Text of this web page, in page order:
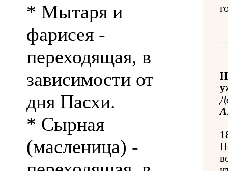
* Мытаря и
фарисея -
переходящая, в
зависимости от
дня Пасхи.
* Сырная
(масленица) -